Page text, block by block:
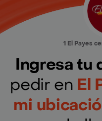
1 El Payes
Ingresa tu
pedir en El
mi